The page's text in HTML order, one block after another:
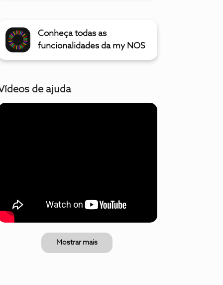
Conheça todas as
funcionalidades da my NOS
de ajuda
Mostrar mais